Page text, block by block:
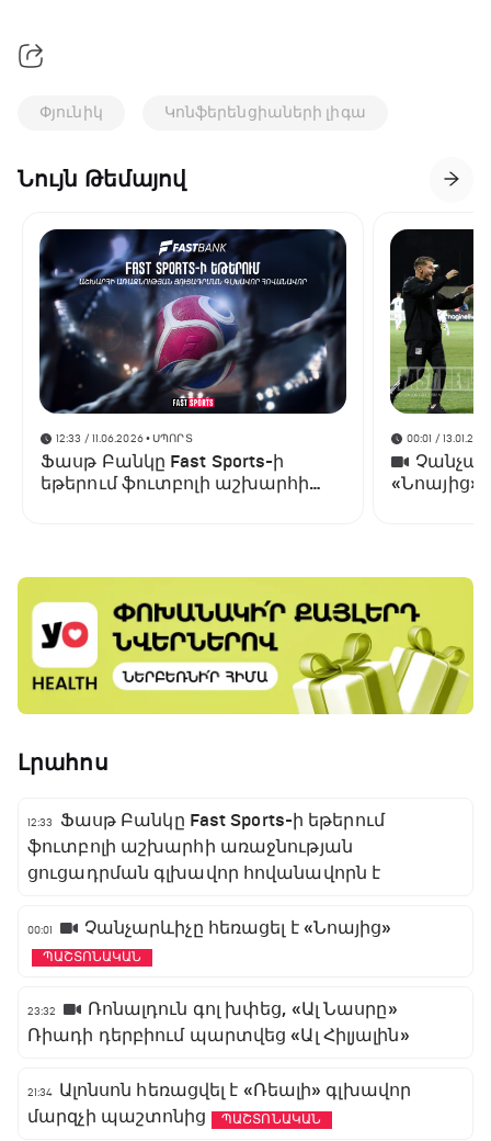
Փյունիկ Կոնֆերենցիաների լիգա
Նույն Թեմայով
12:33 / 11.06.2026• ՍՊՈՐՏ
Ֆասթ Բանկը Fast Sports-ի
եթերում ֆուտբոլի աշխարհի
00:01 /
«Նոայից»
Լրահոս
12:33
Ֆասթ Բանկը Fast Sports-ի եթերում
ֆուտբոլի աշխարհի առաջնության
ցուցադրման գլխավոր հովանավորն է
00:01 Չանչարևիչը հեռացել է «Նոայից»
ՊԱՇՏՈՆԱԿԱՆ
23:32
Ռոնալդուն գոլ խփեց, «Ալ Նասրը»
Ռիադի դերբիում պարտվեց «Ալ Հիլյալին»
21:34 Ալոնսոն հեռացվել է «Ռեալի» գլխավոր
մարզչի պաշտոնից
ՊԱՇՏՈՆԱԿԱՆ